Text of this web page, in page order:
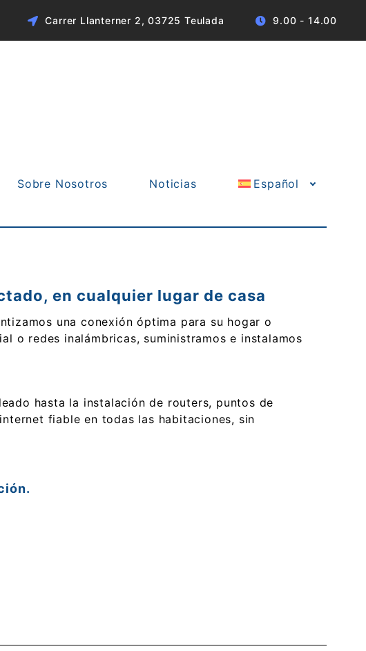
Carrer Llanterner 2, 03725 Teulada 9.00 - 14.00
Sobre Nosotros Noticias Español
en cualquier lugar de casa
una conexión óptima para su hogar o
o redes inalámbricas, suministramos e instalamos
hasta la instalación de routers, puntos de
fiable en todas las habitaciones, sin